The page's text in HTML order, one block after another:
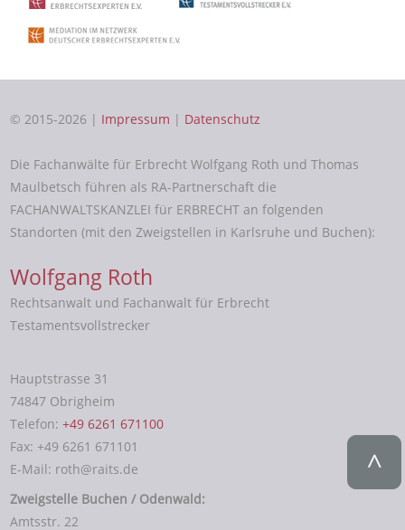
© 2015-2026 | Impressum | Datenschutz
Die Fachanwälte für Erbrecht Wolfgang Roth und Thomas
Maulbetsch führen als RA-Partnerschaft die
FACHANWALTSKANZLEI für ERBRECHT an folgenden
Standorten (mit den Zweigstellen in Karlsruhe und Buchen):
Wolfgang Roth
Rechtsanwalt und Fachanwalt für Erbrecht
Testamentsvollstrecker
Hauptstrasse 31
74847 Obrigheim
Telefon:+49 6261 671100
Fax: +49 6261 671101
E-Mail: roth@raits.de
Zweigstelle Buchen / Odenwald:
Amtsstr. 22